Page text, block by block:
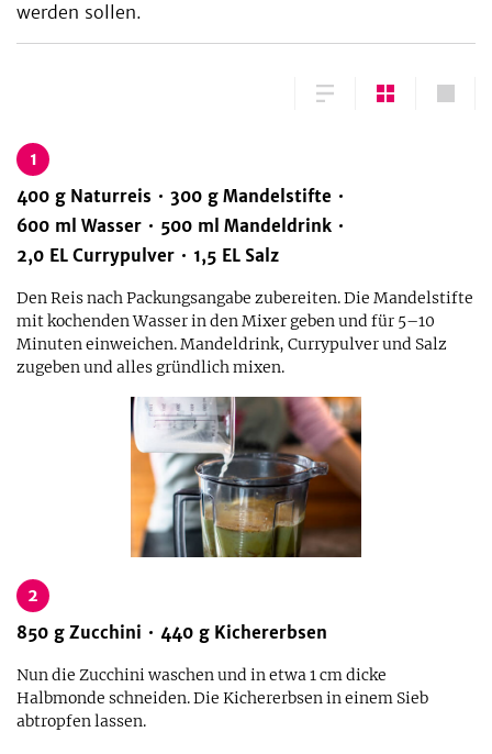
werden sollen.
1
400 g Naturreis 300 g Mandelstifte
600 ml Wasser 500 ml Mandeldrink
2,0 EL Currypulver 1,5 EL Salz
Den Reis nach Packungsangabe zubereiten. Die Mandelstifte
mit kochenden Wasser in den Mixer geben und für 5–10
Minuten einweichen. Mandeldrink, Currypulver und Salz
zugeben und alles gründlich mixen.
2
850 g Zucchini 440 g Kichererbsen
Nun die Zucchini waschen und in etwa 1 cm dicke
Halbmonde schneiden. Die Kichererbsen in einem Sieb
abtropfen lassen.